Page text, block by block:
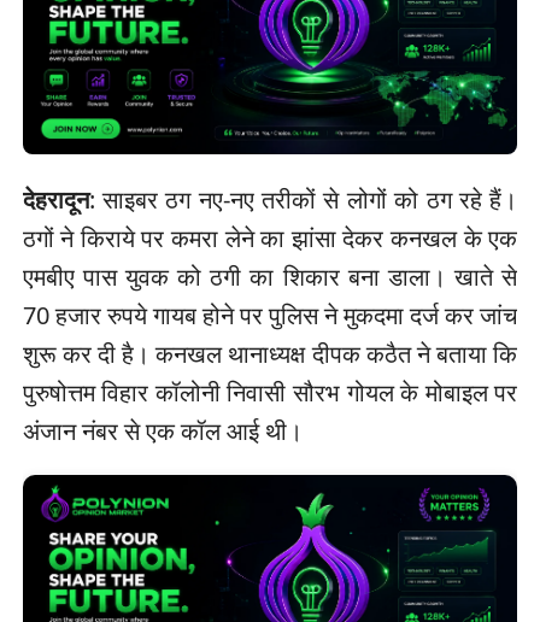
देहरादून: साइबर ठग नए-नए तरीकों से लोगों को ठग रहे हैं।
ठगों ने किराये पर कमरा लेने का झांसा देकर कनखल के एक
एमबीए पास युवक को ठगी का शिकार बना डाला। खाते से
70 हजार रुपये गायब होने पर पुलिस ने मुकदमा दर्ज कर जांच
शुरू कर दी है। कनखल थानाध्यक्ष दीपक कठैत ने बताया कि
पुरुषोत्तम विहार कॉलोनी निवासी सौरभ गोयल के मोबाइल पर
अंजान नंबर से एक कॉल आई थी।